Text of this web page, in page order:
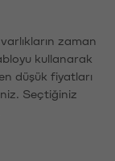
zaman
kullanarak
düşük fiyatları
Seçtiğiniz